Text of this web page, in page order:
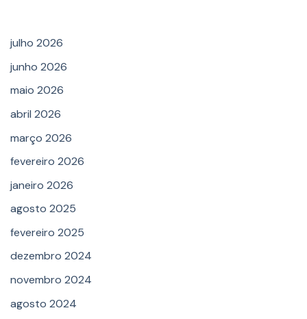
julho 2026
junho 2026
maio 2026
abril 2026
março 2026
fevereiro 2026
janeiro 2026
agosto 2025
fevereiro 2025
dezembro 2024
novembro 2024
agosto 2024